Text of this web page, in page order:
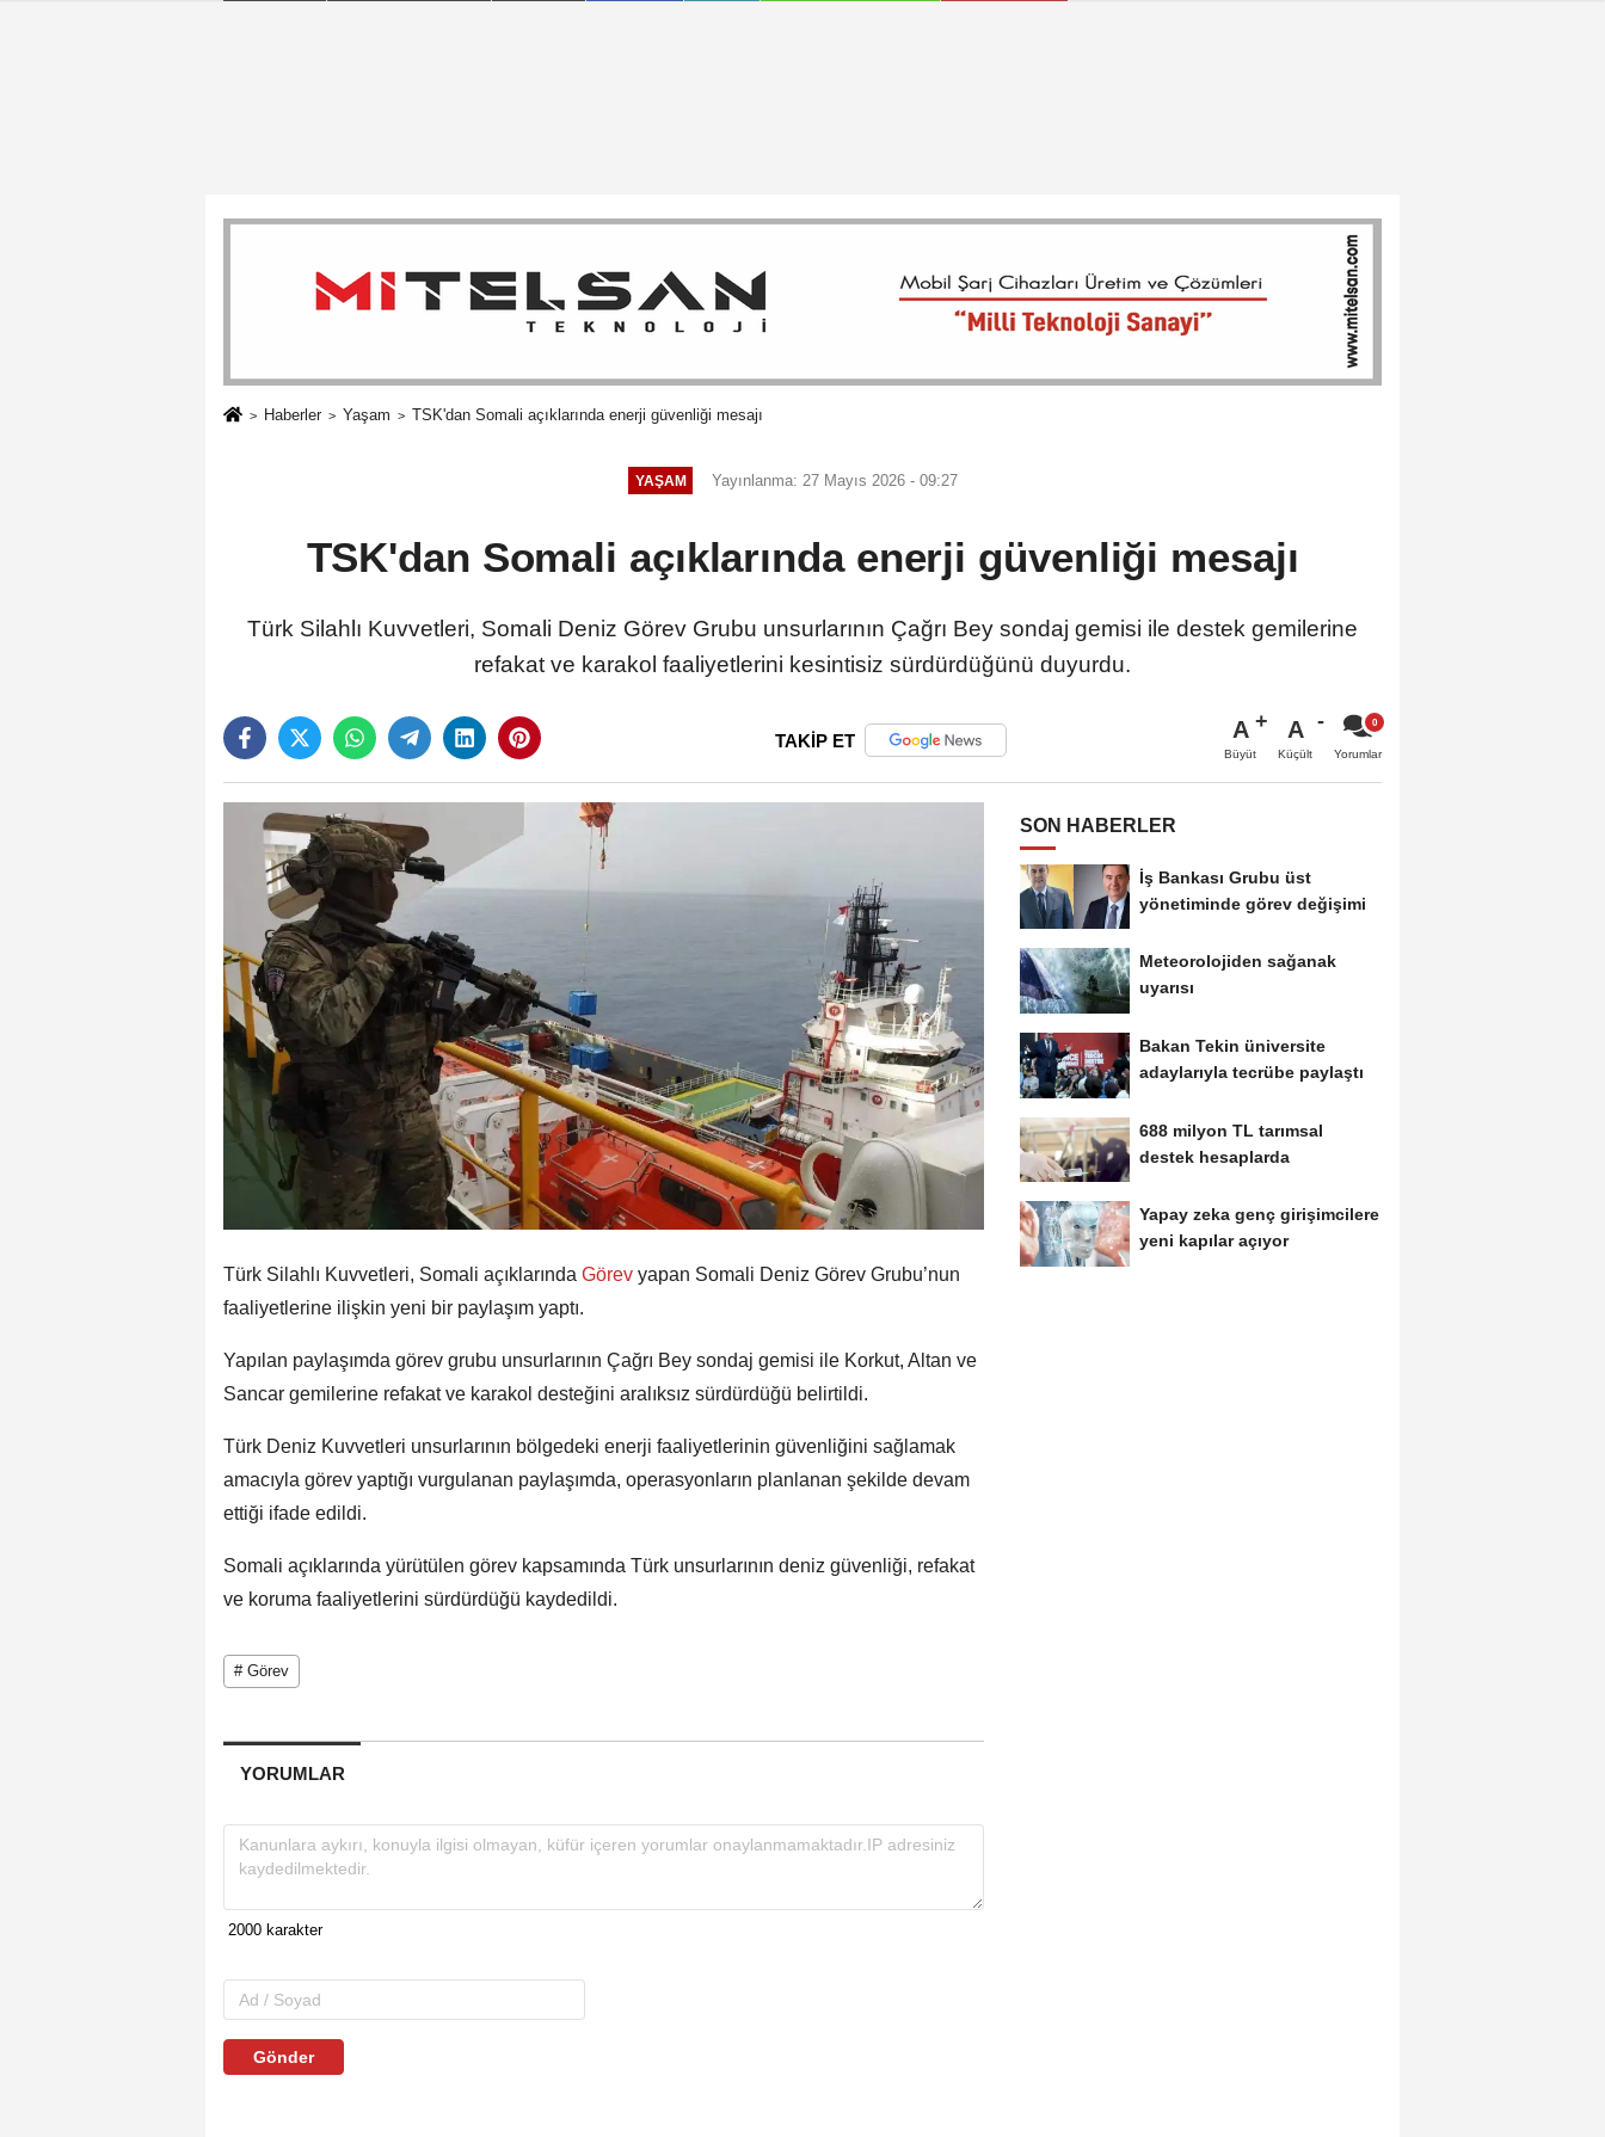
Haberler Yaşam TSK'dan Somali açıklarında enerji güvenliği mesajı
YAŞAM Yayınlanma: 27 Mayıs 2026 - 09:27
TSK'dan Somali açıklarında enerji güvenliği mesajı
Türk Silahlı Kuvvetleri, Somali Deniz Görev Grubu unsurlarının Çağrı Bey sondaj gemisi ile destek gemilerine
refakat ve karakol faaliyetlerini kesintisiz sürdürdüğünü duyurdu.
TAKİP ET A
Büyüt
A
Küçült Yorumlar
Türk Silahlı Kuvvetleri, Somali açıklarında Görev yapan Somali Deniz Görev Grubu’nun
faaliyetlerine ilişkin yeni bir paylaşım yaptı.
Yapılan paylaşımda görev grubu unsurlarının Çağrı Bey sondaj gemisi ile Korkut, Altan ve
Sancar gemilerine refakat ve karakol desteğini aralıksız sürdürdüğü belirtildi.
Türk Deniz Kuvvetleri unsurlarının bölgedeki enerji faaliyetlerinin güvenliğini sağlamak
amacıyla görev yaptığı vurgulanan paylaşımda, operasyonların planlanan şekilde devam
ettiği ifade edildi.
Somali açıklarında yürütülen görev kapsamında Türk unsurlarının deniz güvenliği, refakat
ve koruma faaliyetlerini sürdürdüğü kaydedildi.
# Görev
YORUMLAR
Gönder
SON HABERLER
İş Bankası Grubu üst
yönetiminde görev değişimi
Meteorolojiden sağanak
uyarısı
Bakan Tekin üniversite
adaylarıyla tecrübe paylaştı
688 milyon TL tarımsal
destek hesaplarda
Yapay zeka genç girişimcilere
yeni kapılar açıyor